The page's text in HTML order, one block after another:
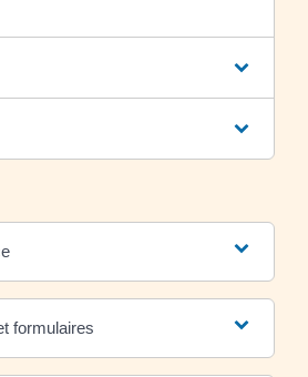
formulaires